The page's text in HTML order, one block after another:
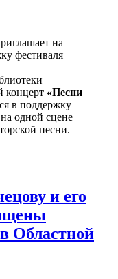
концерт «Песни
в поддержку
одной сцене
песни.
и его
Областной